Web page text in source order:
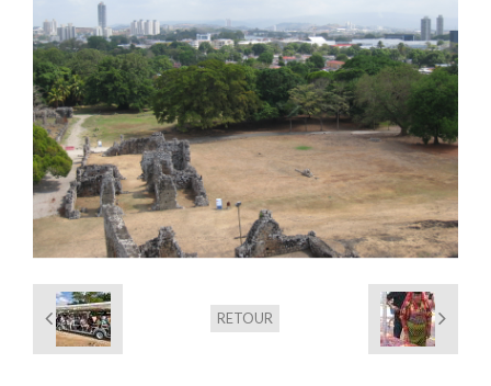
Ateliers
Contact
Album photos
RETOUR